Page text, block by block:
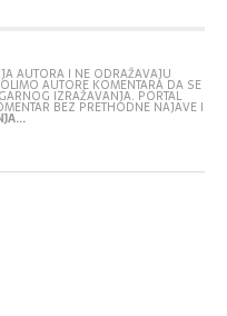
AUTORA I NE ODRAŽAVAJU
AUTORE KOMENTARA DA SE
IZRAŽAVANJA. PORTAL
BEZ PRETHODNE NAJAVE I